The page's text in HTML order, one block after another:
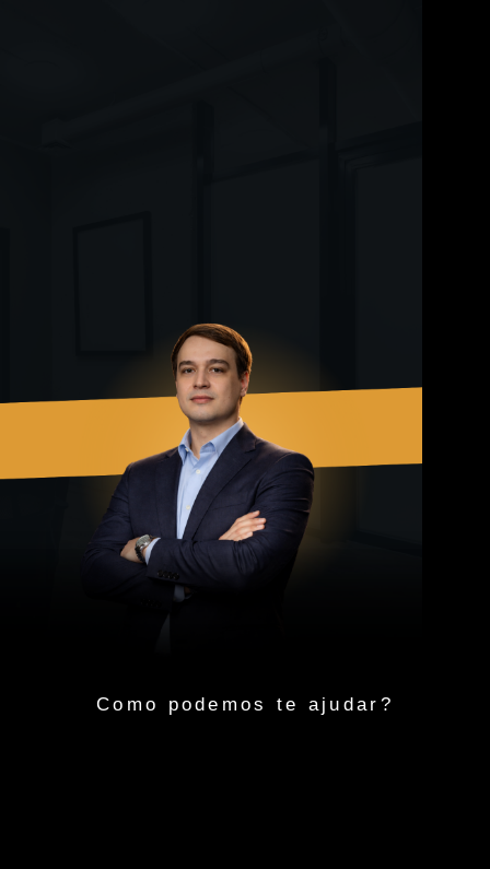
Como podemos te ajudar?